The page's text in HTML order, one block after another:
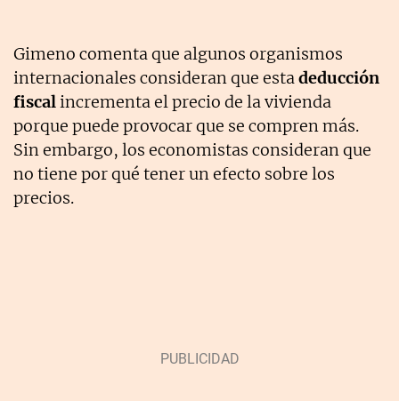
Gimeno comenta que algunos organismos
internacionales consideran que estadeducción
fiscalincrementa el precio de la vivienda
porque puede provocar que se compren más.
Sin embargo, los economistas consideran que
no tiene por qué tener un efecto sobre los
precios.